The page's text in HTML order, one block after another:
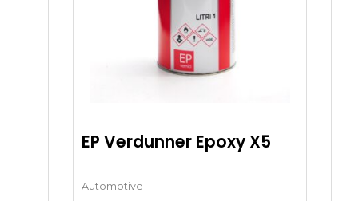
EP Verdunner Epoxy X5
Automotive